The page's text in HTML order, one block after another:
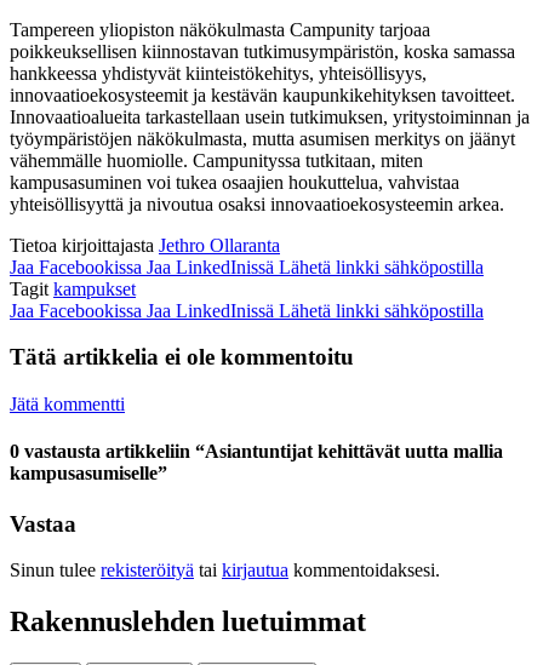
Tampereen yliopiston näkökulmasta Campunity tarjoaa
poikkeuksellisen kiinnostavan tutkimusympäristön, koska samassa
hankkeessa yhdistyvät kiinteistökehitys, yhteisöllisyys,
innovaatioekosysteemit ja kestävän kaupunkikehityksen tavoitteet.
Innovaatioalueita tarkastellaan usein tutkimuksen, yritystoiminnan ja
työympäristöjen näkökulmasta, mutta asumisen merkitys on jäänyt
vähemmälle huomiolle. Campunityssa tutkitaan, miten
kampusasuminen voi tukea osaajien houkuttelua, vahvistaa
yhteisöllisyyttä ja nivoutua osaksi innovaatioekosysteemin arkea.
Tietoa kirjoittajasta Jethro Ollaranta
Jaa Facebookissa Jaa LinkedInissä Lähetä linkki sähköpostilla
Tagit kampukset
Jaa Facebookissa Jaa LinkedInissä Lähetä linkki sähköpostilla
Tätä artikkelia ei ole kommentoitu
Jätä kommentti
0 vastausta artikkeliin “Asiantuntijat kehittävät uutta mallia
kampusasumiselle”
Vastaa
Sinun tulee rekisteröityä tai kirjautua kommentoidaksesi.
Rakennuslehden luetuimmat